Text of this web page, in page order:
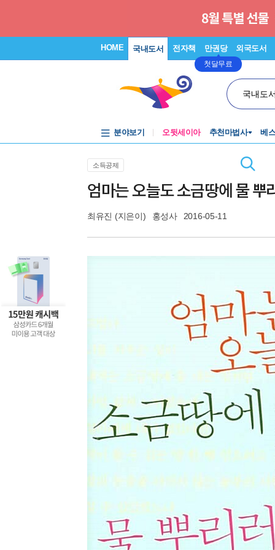
HOME 국내도서 전자책 만권당
첫달무료
외국도서
국내도
분야보기 오뒷세이아 추천마법사 베
소득공제
엄마는 오늘도 소금땅에 물 뿌
최유진 (지은이) 홍성사 2016-05-11